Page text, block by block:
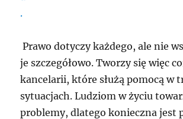
Prawo dotyczy każdego, ale nie
je szczegółowo. Tworzy się więc
kancelarii, które służą pomocą w
sytuacjach. Ludziom w życiu
problemy, dlatego konieczna jest